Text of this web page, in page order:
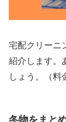
宅配クリーニ
紹介します。
しょう。（料
冬物をまと